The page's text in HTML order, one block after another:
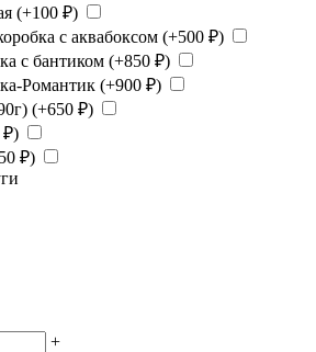
(+100 ₽)
с аквабоксом (+500 ₽)
с бантиком (+850 ₽)
Романтик (+900 ₽)
(+650 ₽)
₽)
₽)
+